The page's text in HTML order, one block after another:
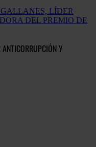
LÍDER
DEL PREMIO DE
Y